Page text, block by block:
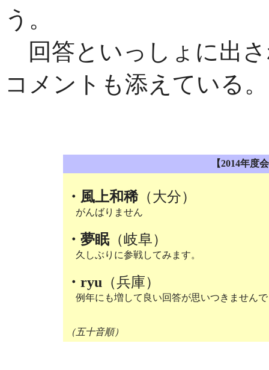
う。
回答といっしょに出
コメントも添えている。
【2014年度
・風上和稀（大分）
がんばりません
・夢眠（岐阜）
久しぶりに参戦してみます。
・ryu （兵庫）
例年にも増して良い回答が思いつきません
（五十音順）